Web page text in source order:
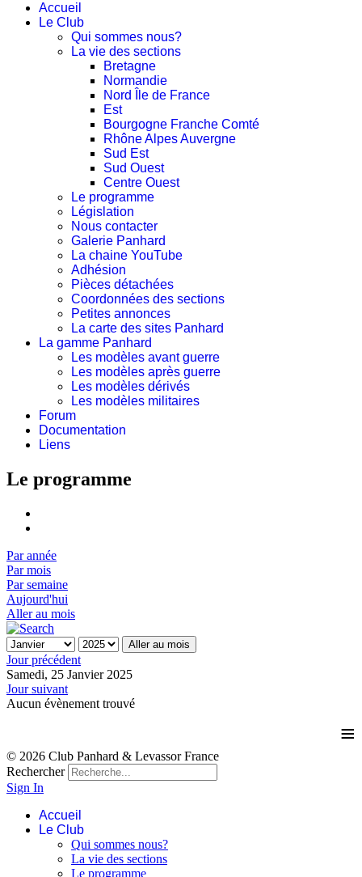
Accueil
Le Club
Qui sommes nous?
La vie des sections
Bretagne
Normandie
Nord Île de France
Est
Bourgogne Franche Comté
Rhône Alpes Auvergne
Sud Est
Sud Ouest
Centre Ouest
Le programme
Législation
Nous contacter
Galerie Panhard
La chaine YouTube
Adhésion
Pièces détachées
Coordonnées des sections
Petites annonces
La carte des sites Panhard
La gamme Panhard
Les modèles avant guerre
Les modèles après guerre
Les modèles dérivés
Les modèles militaires
Forum
Documentation
Liens
Le programme
Par année
Par mois
Par semaine
Aujourd'hui
Aller au mois
Aller au mois
Jour précédent
Samedi, 25 Janvier 2025
Jour suivant
Aucun évènement trouvé
≡
© 2026 Club Panhard & Levassor France
Rechercher
Sign In
Accueil
Le Club
Qui sommes nous?
La vie des sections
Le programme